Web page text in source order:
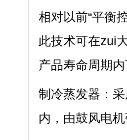
相对以前“平衡控
此技术可在zui
产品寿命周期
制冷蒸发器：
内，由鼓风电机